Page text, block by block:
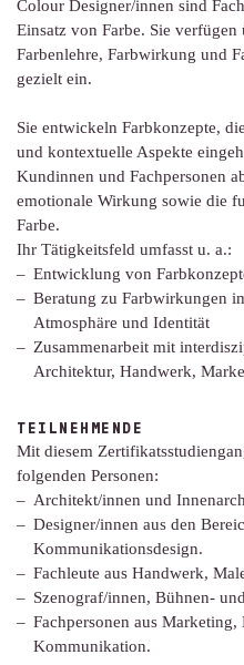
Colour Designer/innen sind
Einsatz von Farbe. Sie verfügen
Farbenlehre, Farbwirkung und
gezielt ein.
Sie entwickeln Farbkonzepte,
und kontextuelle Aspekte
Kundinnen und Fachpersonen
emotionale Wirkung sowie die
Farbe.
Ihr Tätigkeitsfeld umfasst u. a.:
Entwicklung von
Beratung zu Farbwirkungen
Atmosphäre und Identität
Zusammenarbeit mit
Architektur, Handwerk,
TEILNEHMENDE
Mit diesem
folgenden Personen:
Architekt/innen und
Designer/innen aus den
Kommunikationsdesign.
Fachleute aus Handwerk,
Szenograf/innen, Bühnen-
Fachpersonen aus
Kommunikation.